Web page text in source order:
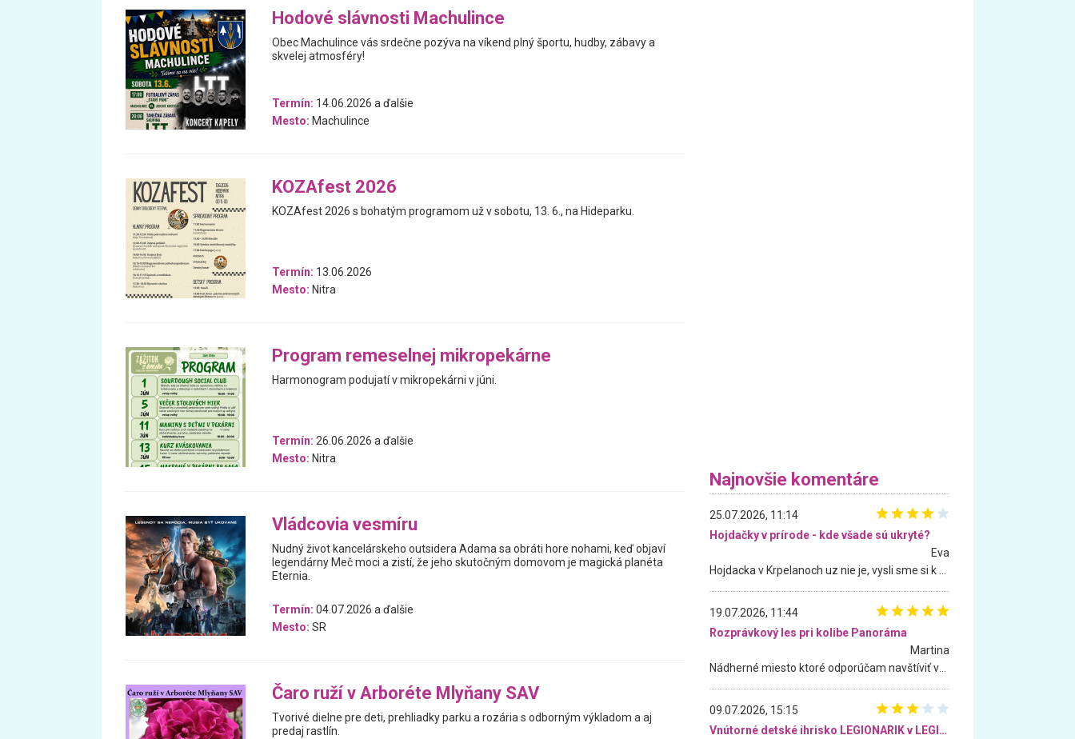
Hodové slávnosti Machulince
Obec Machulince vás srdečne pozýva na víkend plný športu, hudby, zábavy a
skvelej atmosféry!
Termín: 14.06.2026 a ďalšie
Mesto: Machulince
KOZAfest 2026
KOZAfest 2026 s bohatým programom už v sobotu, 13. 6., na Hideparku.
Termín: 13.06.2026
Mesto: Nitra
Program remeselnej mikropekárne
Harmonogram podujatí v mikropekárni v júni.
Termín: 26.06.2026 a ďalšie
Mesto: Nitra
Vládcovia vesmíru
Nudný život kancelárskeho outsidera Adama sa obráti hore nohami, keď objaví
legendárny Meč moci a zistí, že jeho skutočným domovom je magická planéta
Eternia.
Termín: 04.07.2026 a ďalšie
Mesto: SR
Čaro ruží v Arboréte Mlyňany SAV
Tvorivé dielne pre deti, prehliadky parku a rozária s odborným výkladom a aj
predaj rastlín.
Najnovšie komentáre
25.07.2026, 11:14
Hojdačky v prírode - kde všade sú ukryté?
Eva
19.07.2026, 11:44
Rozprávkový les pri kolibe Panoráma
Martina
09.07.2026, 15:15
Vnútorné detské ihrisko LEGIONARIK v LEGIA Fitness